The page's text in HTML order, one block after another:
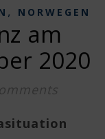
, NORWEGEN
am
2020